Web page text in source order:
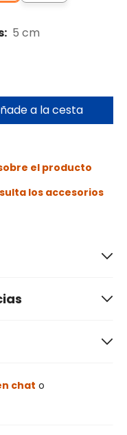
5 cm
a la cesta
el producto
los accesorios
chat o